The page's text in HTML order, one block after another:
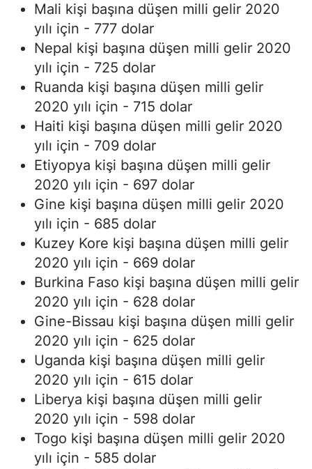
Mali kişi başına düşen milli gelir 2020
yılı için - 777 dolar
Nepal kişi başına düşen milli gelir 2020
yılı için - 725 dolar
Ruanda kişi başına düşen milli gelir
2020 yılı için - 715 dolar
Haiti kişi başına düşen milli gelir 2020
yılı için - 709 dolar
Etiyopya kişi başına düşen milli gelir
2020 yılı için - 697 dolar
Gine kişi başına düşen milli gelir 2020
yılı için - 685 dolar
Kuzey Kore kişi başına düşen milli gelir
2020 yılı için - 669 dolar
Burkina Faso kişi başına düşen milli gelir
2020 yılı için - 628 dolar
Gine-Bissau kişi başına düşen milli gelir
2020 yılı için - 625 dolar
Uganda kişi başına düşen milli gelir
2020 yılı için - 615 dolar
Liberya kişi başına düşen milli gelir
2020 yılı için - 598 dolar
Togo kişi başına düşen milli gelir 2020
yılı için - 585 dolar